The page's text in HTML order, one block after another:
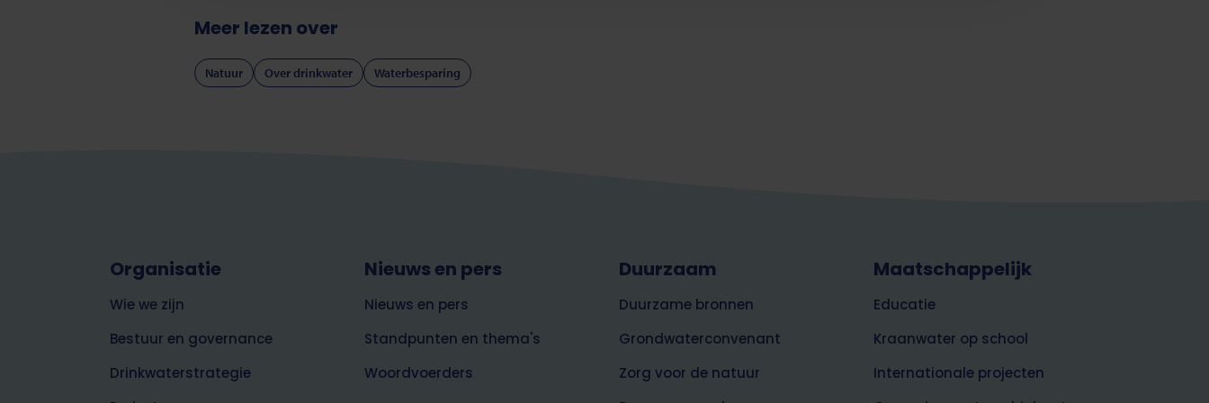
Meer lezen over
Natuur Over drinkwater Waterbesparing
Footer
top
over
Water
Organisatie
Wie we zijn
Bestuur en governance
Drinkwaterstrategie
Nieuws en pers
Nieuws en pers
Standpunten en thema's
Woordvoerders
Duurzaam
Duurzame bronnen
Grondwaterconvenant
Zorg voor de natuur
Maatschappelijk
Educatie
Kraanwater op school
Internationale projecten